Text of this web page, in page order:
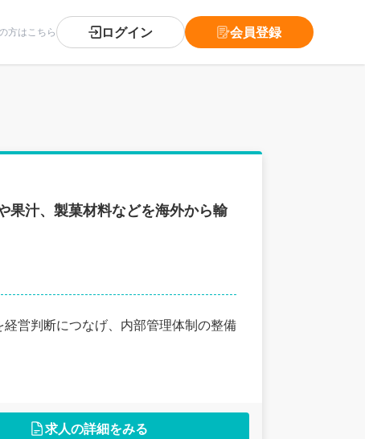
方はこちら ログイン 会員登録
果汁、製菓材料などを海外から輸
営判断につなげ、内部管理体制の整備
求人の詳細をみる